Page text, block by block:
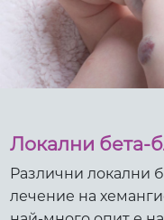
Локални бета-
Различни локални
лечение на